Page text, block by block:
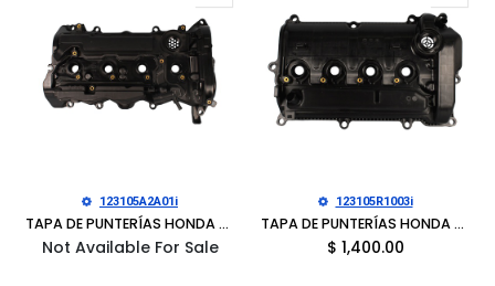
123105A2A01i
TAPA DE PUNTERÍAS HONDA ACCORD 2013-2017, ACCORD 2014-2017
Not Available For Sale
123105R1003i
TAPA DE PUNTERÍAS HONDA FIT 2017-2018, FIT 2015-2018
$ 1,400.00